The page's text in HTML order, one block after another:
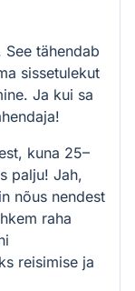
tähendab
sissetulekut
Ja kui sa
kuna 25–
palju! Jah,
nõus nendest
raha
reisimise ja